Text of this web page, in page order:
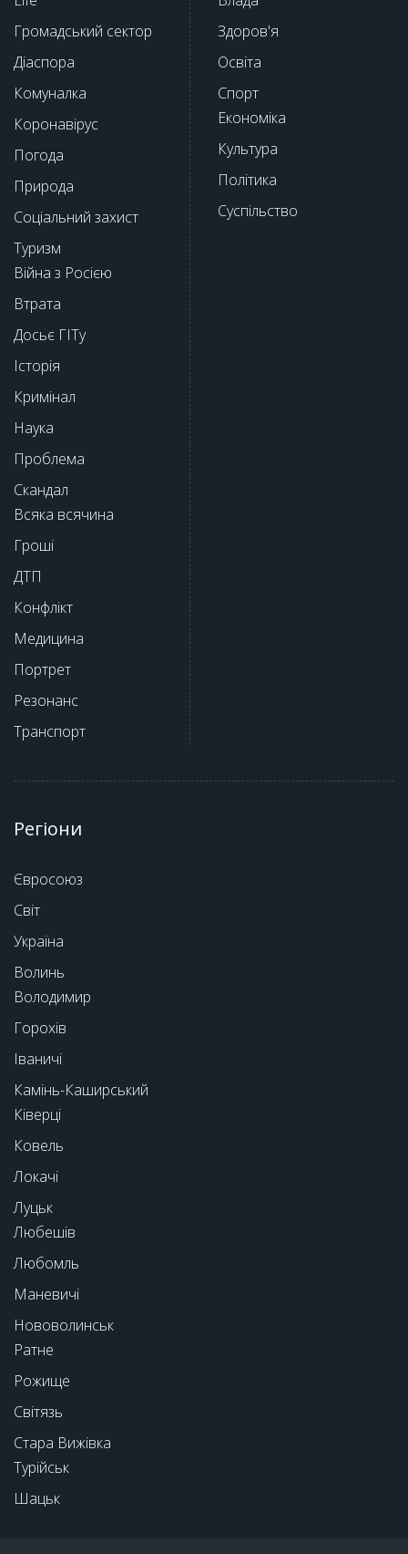
Громадський сектор
Діаспора
Комуналка
Коронавірус
Погода
Природа
Соціальний захист
Туризм
Війна з Росією
Втрата
Досьє ГІТу
Історія
Кримінал
Наука
Проблема
Скандал
Всяка всячина
Гроші
ДТП
Конфлікт
Медицина
Портрет
Резонанс
Транспорт
Здоров'я
Освіта
Спорт
Економіка
Культура
Політика
Суспільство
Регіони
Євросоюз
Світ
Україна
Волинь
Володимир
Горохів
Іваничі
Камінь-Каширський
Ківерці
Ковель
Локачі
Луцьк
Любешів
Любомль
Маневичі
Нововолинськ
Ратне
Рожище
Світязь
Стара Вижівка
Турійськ
Шацьк